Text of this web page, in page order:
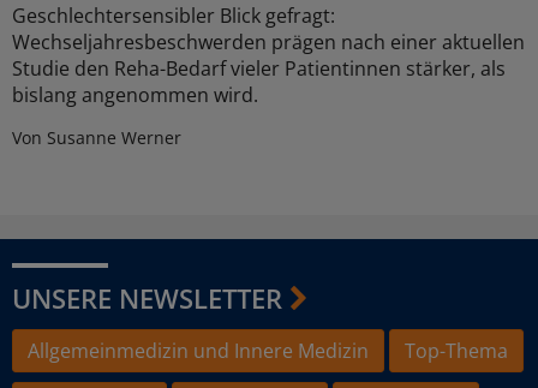
Geschlechtersensibler Blick gefragt:
Wechseljahresbeschwerden prägen nach einer aktuellen
Studie den Reha-Bedarf vieler Patientinnen stärker, als
bislang angenommen wird.
Von Susanne Werner
UNSERE NEWSLETTER
Allgemeinmedizin und Innere Medizin
Top-Thema